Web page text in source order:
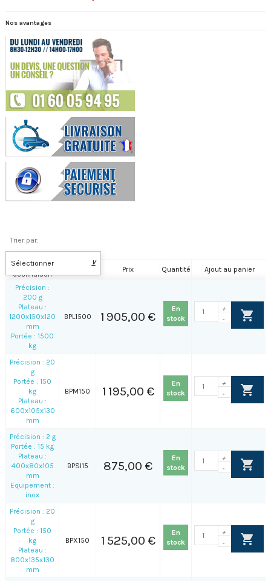
Nos avantages
Trier par:
Sélectionner ⊻
Nom de la
déclinaison
Prix Quantité Ajout au panier
Précision :
200 g
Plateau :
1200x150x120
mm
Portée : 1500
kg
BPL1500 1 905,00 €
En
stock
+
-
Précision : 20
g
Portée : 150
kg
Plateau :
600x105x130
mm
BPM150 1 195,00 €
En
stock
+
-
Précision : 2 g
Portée : 15 kg
Plateau :
400x80x105
mm
Equipement :
inox
BPSI15 875,00 €
En
stock
+
-
Précision : 20
g
Portée : 150
kg
Plateau :
800x135x130
mm
BPX150 1 525,00 €
En
stock
+
-